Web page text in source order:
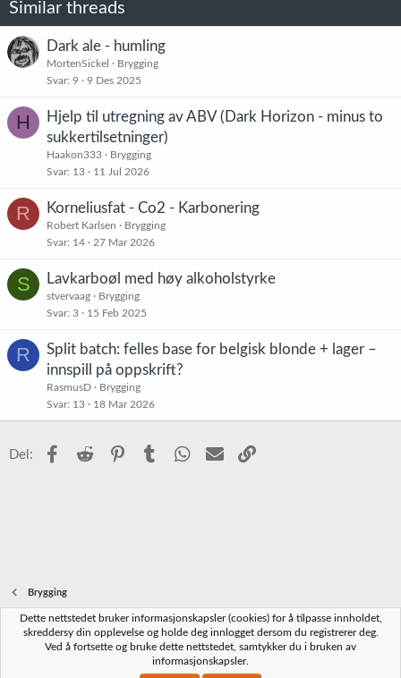
Similar threads
Dark ale - humling
MortenSickel
Brygging
Svar 9 9 Des 2025
H
Hjelp til utregning av ABV (Dark Horizon - minus to
sukkertilsetninger)
Haakon333
Brygging
Svar 13 11 Jul 2026
R Korneliusfat - Co2 - Karbonering
Robert Karlsen
Brygging
Svar 14 27 Mar 2026
S Lavkarboøl med høy alkoholstyrke
stvervaag
Brygging
Svar 3 15 Feb 2025
R
Split batch: felles base for belgisk blonde + lager –
innspill på oppskrift?
RasmusD
Brygging
Svar 13 18 Mar 2026
Del: Facebook
Reddit PinterestTumblr WhatsApp
E-post
Brygging
Norbrygg-default
Vilkår og regler Personvernregler
Dette nettstedet bruker informasjonskapsler (cookies) for å tilpasse innholdet,
skreddersy din opplevelse og holde deg innlogget dersom du registrerer deg.
Ved å fortsette og bruke dette nettstedet, samtykker du i bruken av
informasjonskapsler.